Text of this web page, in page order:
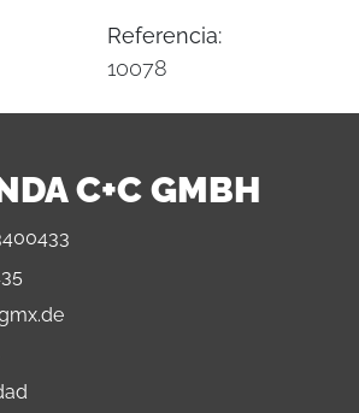
Referencia:
10078
C+C GMBH